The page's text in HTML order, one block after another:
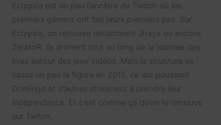
Eclypsia est un peu l’ancêtre de Twitch où les
premiers gamers ont fait leurs premiers pas. Sur
Eclypsia, on retrouve notamment Jiraya ou encore
ZeratoR. Ils animent tout au long de la journée des
lives autour des jeux vidéos. Mais la structure se
casse un peu la figure en 2015, ce qui poussent
Domingo et d’autres streamers à prendre leur
indépendance. Et c’est comme ça qu’on le retrouve
sur Twitch.